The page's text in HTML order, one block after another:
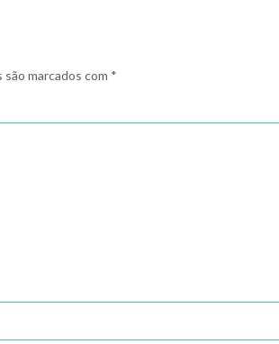
marcados com *